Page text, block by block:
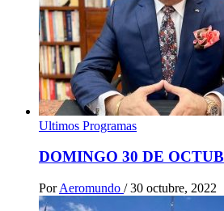
Ultimos Programas
DOMINGO 30 DE
Por Aeromundo / 30 octubre, 2022